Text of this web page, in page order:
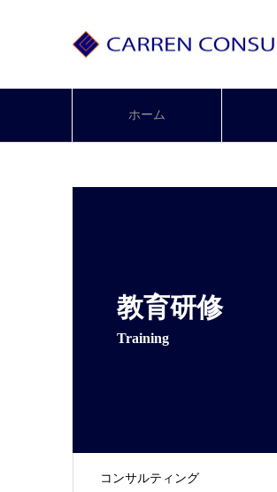
ホーム
教育研修
Training
コンサルティング